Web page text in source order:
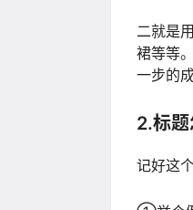
二就是
裙等等
一步的成
2.标
记好这